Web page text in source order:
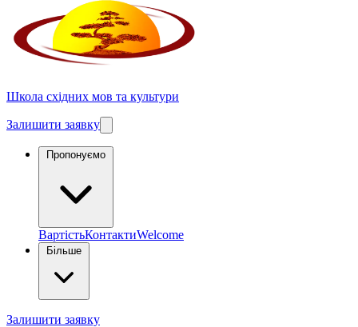
Школа східних мов та культури
Залишити заявку
ВартістьКонтактиWelcome
Залишити заявку